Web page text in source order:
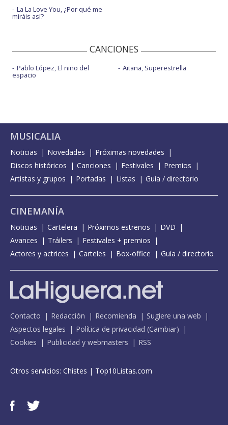
La La Love You, ¿Por qué me
miráis así?
CANCIONES
Pablo López, El niño del
espacio
Aitana, Superestrella
MUSICALIA
Noticias Novedades
Próximas novedades
Discos históricos
Canciones Festivales
Premios
Artistas y grupos
Portadas Listas Guía / directorio
CINEMANÍA
Noticias Cartelera Próximos estrenos
DVD
Avances
Tráilers
Festivales + premios
Actores y actrices
Carteles Box-office Guía / directorio
Contacto Redacción Recomienda
Sugiere una web
Aspectos legales
Política de privacidad (Cambiar)
Cookies
Publicidad y webmasters RSS
Otros servicios: Chistes | Top10Listas.com